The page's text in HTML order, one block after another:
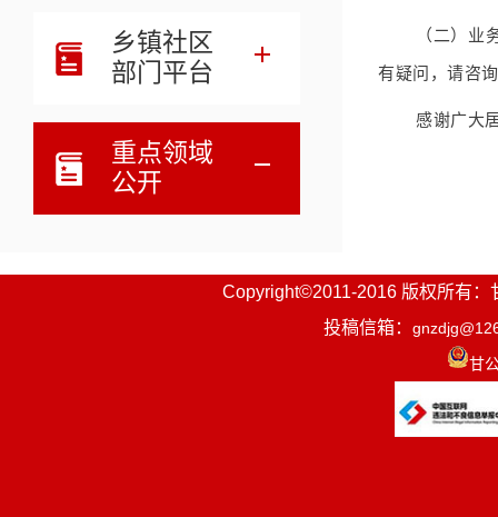
乡镇社区
部门平台
重点领域
公开
（二）
有疑问，请咨
感谢广大
相关链接
Copyright©2011-2016 版权所有：
投稿信箱：
甘